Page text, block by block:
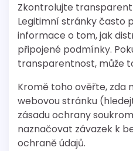
Zkontrolujte
Legitimní stránky často
informace o tom, jak
připojené podmínky.
transparentnost, může
Kromě toho ověřte, zda
webovou stránku
zásadu ochrany
naznačovat závazek k
ochraně údajů.